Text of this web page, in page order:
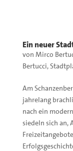
Ein neuer
von Mirco
Bertucci,
Am
jahrelang
nach ein
siedeln sich an,